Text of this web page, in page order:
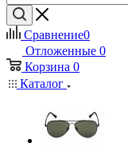
Сравнение0
Отложенные 0
Корзина 0
Каталог